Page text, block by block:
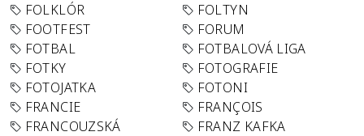
FOLKLÓR
FOLTYN
FOOTFEST
FORUM
FOTBAL
FOTBALOVÁ LIGA
FOTKY
FOTOGRAFIE
FOTOJATKA
FOTONI
FRANCIE
FRANÇOIS
FRANCOUZSKÁ
FRANZ KAFKA